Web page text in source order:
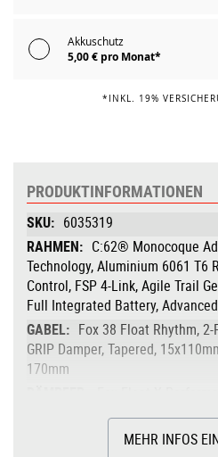
Akkuschutz
5,00 € pro Monat*
*INKL. 19%
PRODUKTINFORMATIONEN
Produktinformationen
6035319
C:62® Monocoque
Technology, Aluminium 6061 T6
Control, FSP 4-Link, Agile Trail
Full Integrated Battery,
Fox 38 Float Rhythm,
GRIP Damper, Tapered,
170mm
Bosch Drive Unit
MEHR INFOS